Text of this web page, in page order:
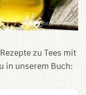
zu Tees mit
in unserem Buch: